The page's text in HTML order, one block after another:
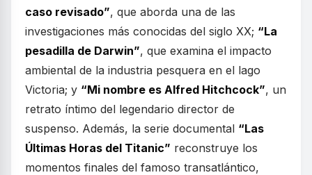
caso revisado”, que aborda una de las
investigaciones más conocidas del siglo XX; “La
pesadilla de Darwin”, que examina el impacto
ambiental de la industria pesquera en el lago
Victoria; y “Mi nombre es Alfred Hitchcock”, un
retrato íntimo del legendario director de
suspenso. Además, la serie documental “Las
Últimas Horas del Titanic” reconstruye los
momentos finales del famoso transatlántico,